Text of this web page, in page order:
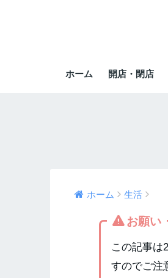
ホーム 開店・閉店
ホーム 生活
お願い
この記事は
すのでご注